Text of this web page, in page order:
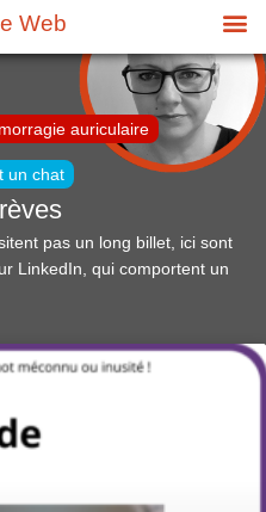
Web
auriculaire
un chat
pas un long billet, ici sont
LinkedIn, qui comportent un